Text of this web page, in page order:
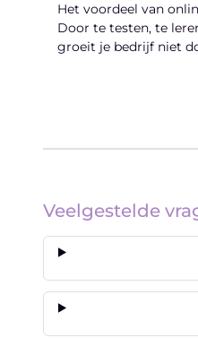
Het voordeel van
Door te testen, te
groeit je bedrijf niet
Veelgestelde